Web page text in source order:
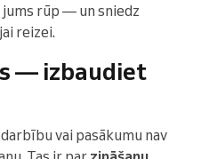
rūp — un sniedz
reizei.
— izbaudiet
vai pasākumu nav